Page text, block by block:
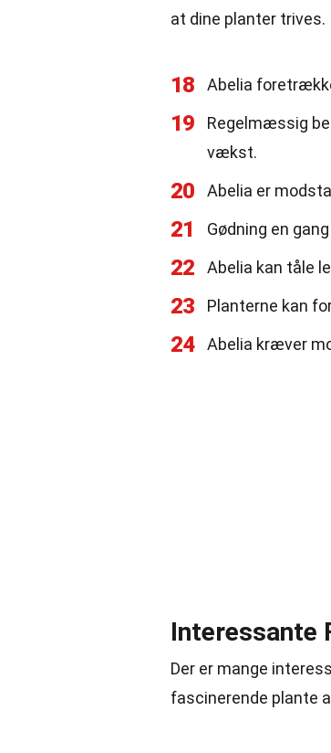
at dine planter trives.
18 Abelia
19
Regelmæssig
vækst.
20 Abelia er
21 Gødning en
22 Abelia kan tåle
23 Planterne kan
24 Abelia kræver
Interessante
Der er mange
fascinerende plante